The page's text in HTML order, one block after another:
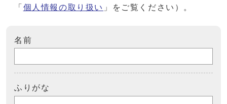
「 個人情報の取り扱い 」をご覧ください）。
名前
ふりがな